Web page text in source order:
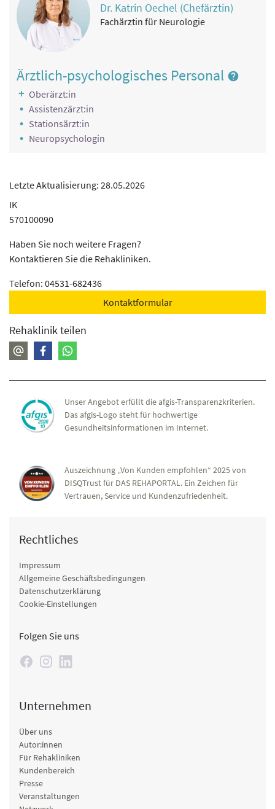
Dr. Katrin Oechel (Chefärztin)
Fachärztin für Neurologie
Ärztlich-psychologisches Personal
Oberärzt:in
Assistenzärzt:in
Stationsärzt:in
Neuropsychologin
Letzte Aktualisierung: 28.05.2026
Rehaklinik teilen
IK
570100090
Haben Sie noch weitere Fragen?
Kontaktieren Sie die Rehakliniken.
Telefon: 04531-682436
Kontaktformular
Unser Angebot erfüllt die afgis-Transparenzkriterien.
Das afgis-Logo steht für hochwertige
Gesundheitsinformationen im Internet.
Auszeichnung „Von Kunden empfohlen“ 2025 von
DISQTrust für DAS REHAPORTAL. Ein Zeichen für
Vertrauen, Service und Kundenzufriedenheit.
Rechtliches
Impressum
Allgemeine Geschäftsbedingungen
Datenschutzerklärung
Cookie-Einstellungen
Folgen Sie uns
Unternehmen
Über uns
Autor:innen
Für Rehakliniken
Kundenbereich
Presse
Veranstaltungen